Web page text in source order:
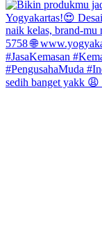
sedih banget yakk 😩